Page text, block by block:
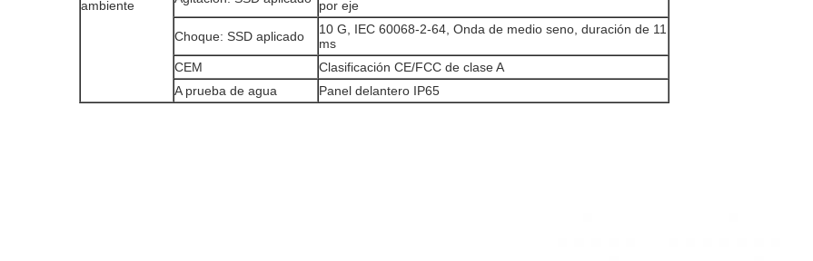
ambiente
por eje
Choque: SSD aplicado
10 G, IEC 60068-2-64, Onda de medio seno, duración de 11
ms
CEM
Clasificación CE/FCC de clase A
A prueba de agua
Panel delantero IP65